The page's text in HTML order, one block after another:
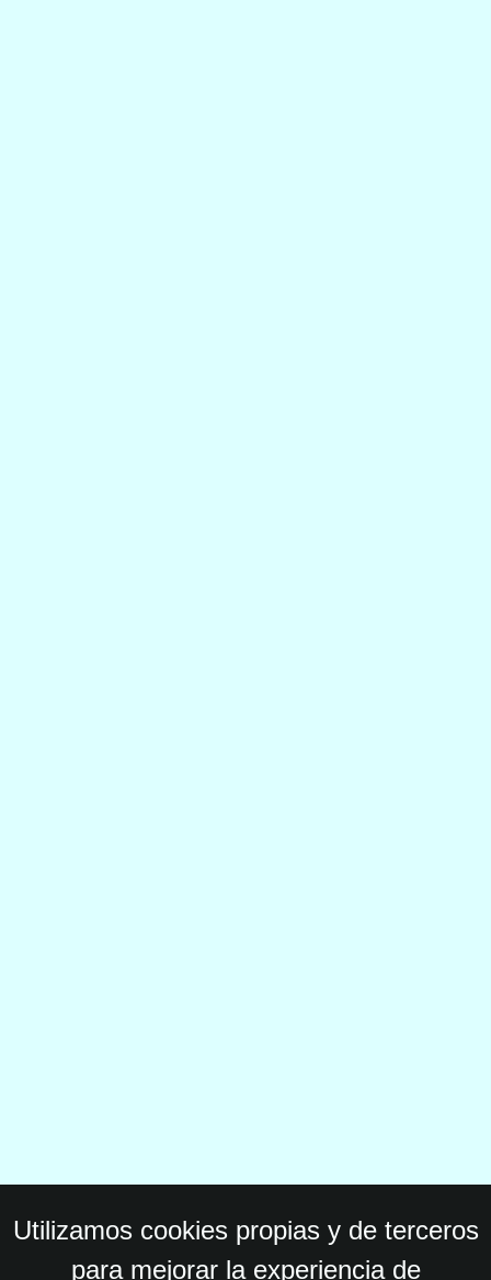
Utilizamos cookies propias y de terceros
para mejorar la experiencia de